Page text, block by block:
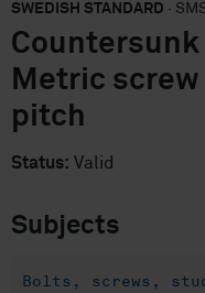
SWEDISH STANDARD ·
Metric
pitch
Status: Valid
Subjects
Bolts, screws,